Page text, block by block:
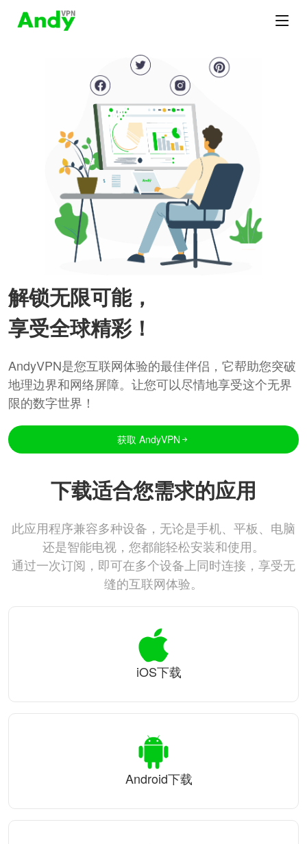
解锁无限可能，
享受全球精彩！
AndyVPN是您互联网体验的最佳伴侣，它帮助您突破
地理边界和网络屏障。让您可以尽情地享受这个无界
限的数字世界！
获取 AndyVPN
下载适合您需求的应用
此应用程序兼容多种设备，无论是手机、平板、电脑
还是智能电视，您都能轻松安装和使用。
通过一次订阅，即可在多个设备上同时连接，享受无
缝的互联网体验。
iOS下载
Android下载